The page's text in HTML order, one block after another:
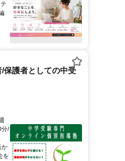
保護者としての中受
分/
か
を